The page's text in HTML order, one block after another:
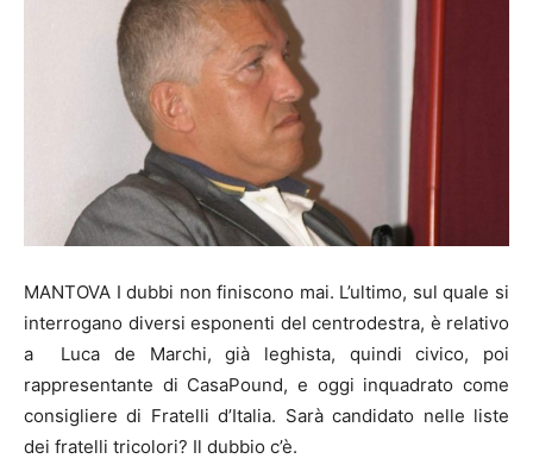
MANTOVA I dubbi non finiscono mai. L’ultimo, sul quale si
interrogano diversi esponenti del centrodestra, è relativo
a Luca de Marchi, già leghista, quindi civico, poi
rappresentante di CasaPound, e oggi inquadrato come
consigliere di Fratelli d’Italia. Sarà candidato nelle liste
dei fratelli tricolori? Il dubbio c’è.